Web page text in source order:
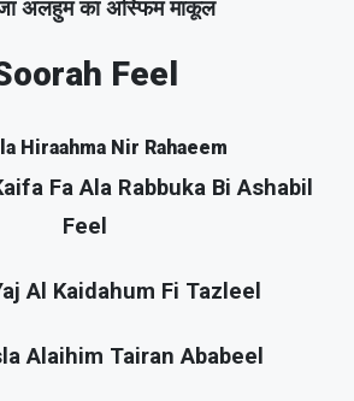
अलहुम का अस्फिम माकूल
Feel
Hiraahma Nir Rahaeem
Fa Ala Rabbuka Bi Ashabil
Feel
Al Kaidahum Fi Tazleel
Alaihim Tairan Ababeel